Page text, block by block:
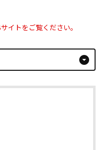
イトをご覧ください。
arrow_drop_down_circle